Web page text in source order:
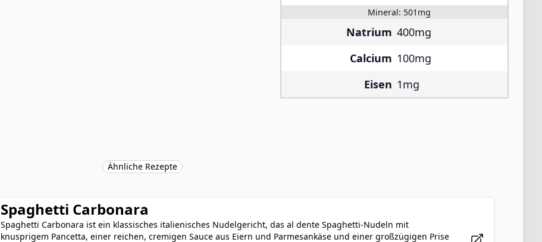
Mineral: 501mg
Natrium 400mg
Calcium 100mg
Eisen 1mg
Ähnliche Rezepte
Spaghetti Carbonara
Spaghetti Carbonara ist ein klassisches italienisches Nudelgericht, das al dente Spaghetti-Nudeln mit
knusprigem Pancetta, einer reichen, cremigen Sauce aus Eiern und Parmesankäse und einer großzügigen Prise